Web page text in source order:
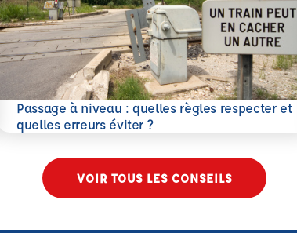
Passage à niveau : quelles règles respecter et
quelles erreurs éviter ?
En savoir plus
VOIR TOUS LES CONSEILS